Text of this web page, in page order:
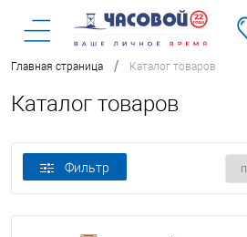
Главная страница / Каталог товаров
Каталог товаров
Фильтр